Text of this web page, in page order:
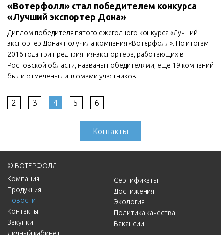
«Вотерфолл» стал победителем конкурса
«Лучший экспортер Дона»
Диплом победителя пятого ежегодного конкурса «Лучший
экспортер Дона» получила компания «Вотерфолл». По итогам
2016 года три предприятия-экспортера, работающих в
Ростовской области, названы победителями, еще 19 компаний
были отмечены дипломами участников.
2 3 4 5 6
Контакты
© ВОТЕРФОЛЛ
Компания
Продукция
Новости
Контакты
Закупки
Личный кабинет
Сертификаты
Достижения
Экология
Политика качества
Вакансии